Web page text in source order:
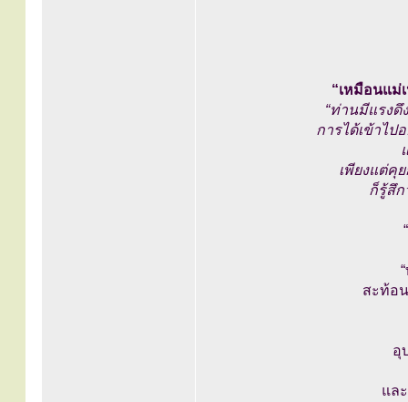
“เหมือนแม่
“ท่านมีแรงดึ
การได้เข้าไป
เพียงแต่คุ
ก็รู้สึก
สะท้อน
อุ
แล